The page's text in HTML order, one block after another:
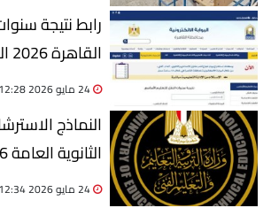
رابط نتيجة
المراحل
24 مايو 2026 12:28 م
النماذج
الثانوية العامة 2026 (رابط مباشر)
24 مايو 2026 12:34 م